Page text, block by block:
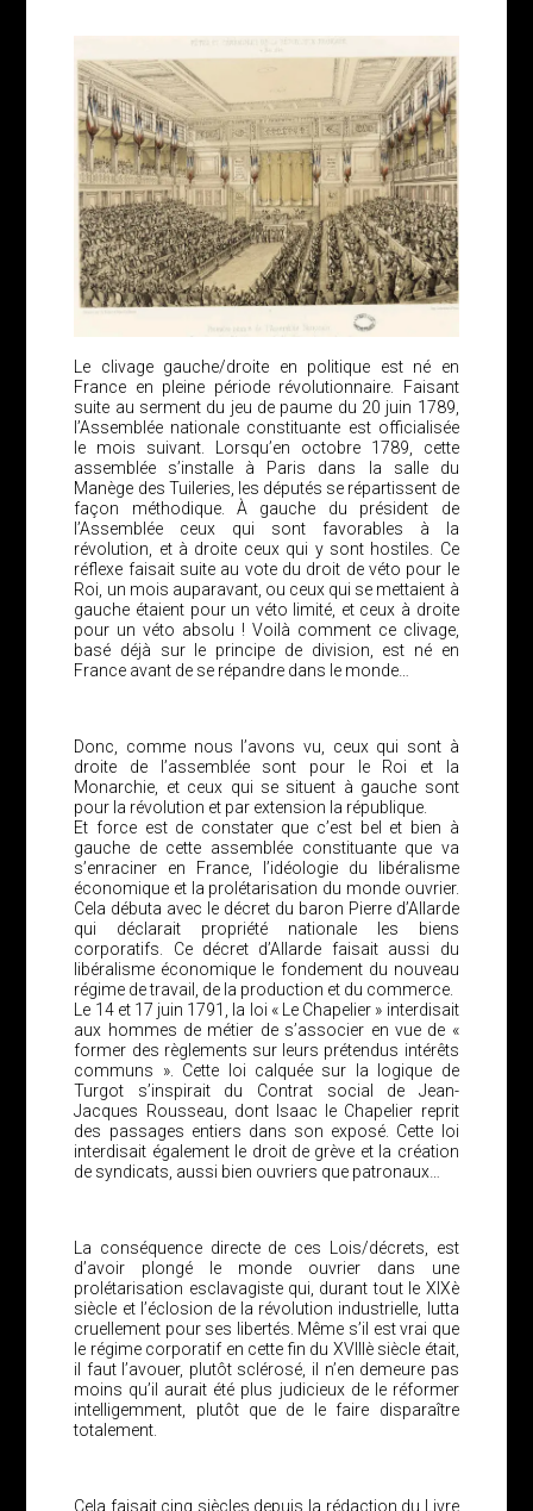
Le clivage gauche/droite en politique est né en
France en pleine période révolutionnaire. Faisant
suite au serment du jeu de paume du 20 juin 1789,
l’Assemblée nationale constituante est officialisée
le mois suivant. Lorsqu’en octobre 1789, cette
assemblée s’installe à Paris dans la salle du
Manège des Tuileries, les députés se répartissent de
façon méthodique. À gauche du président de
l’Assemblée ceux qui sont favorables à la
révolution, et à droite ceux qui y sont hostiles. Ce
réflexe faisait suite au vote du droit de véto pour le
Roi, un mois auparavant, ou ceux qui se mettaient à
gauche étaient pour un véto limité, et ceux à droite
pour un véto absolu ! Voilà comment ce clivage,
basé déjà sur le principe de division, est né en
France avant de se répandre dans le monde…
Donc, comme nous l’avons vu, ceux qui sont à
droite de l’assemblée sont pour le Roi et la
Monarchie, et ceux qui se situent à gauche sont
pour la révolution et par extension la république.
Et force est de constater que c’est bel et bien à
gauche de cette assemblée constituante que va
s’enraciner en France, l’idéologie du libéralisme
économique et la prolétarisation du monde ouvrier.
Cela débuta avec le décret du baron Pierre d’Allarde
qui déclarait propriété nationale les biens
corporatifs. Ce décret d’Allarde faisait aussi du
libéralisme économique le fondement du nouveau
régime de travail, de la production et du commerce.
Le 14 et 17 juin 1791, la loi « Le Chapelier » interdisait
aux hommes de métier de s’associer en vue de «
former des règlements sur leurs prétendus intérêts
communs ». Cette loi calquée sur la logique de
Turgot s’inspirait du Contrat social de Jean-
Jacques Rousseau, dont Isaac le Chapelier reprit
des passages entiers dans son exposé. Cette loi
interdisait également le droit de grève et la création
de syndicats, aussi bien ouvriers que patronaux…
La conséquence directe de ces Lois/décrets, est
d’avoir plongé le monde ouvrier dans une
prolétarisation esclavagiste qui, durant tout le XIXè
siècle et l’éclosion de la révolution industrielle, lutta
cruellement pour ses libertés. Même s’il est vrai que
le régime corporatif en cette fin du XVIIIè siècle était,
il faut l’avouer, plutôt sclérosé, il n’en demeure pas
moins qu’il aurait été plus judicieux de le réformer
intelligemment, plutôt que de le faire disparaître
totalement.
Cela faisait cinq siècles depuis la rédaction du Livre